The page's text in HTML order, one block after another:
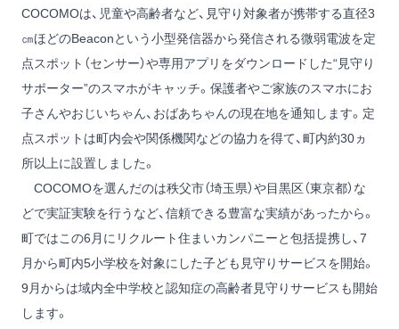
COCOMOは、児童や高齢者など、見守り対象者が携帯する直径3
㎝ほどのBeaconという小型発信器から発信される微弱電波を定
点スポット（センサー）や専用アプリをダウンロードした“見守り
サポーター”のスマホがキャッチ。保護者やご家族のスマホにお
子さんやおじいちゃん、おばあちゃんの現在地を通知します。定
点スポットは町内会や関係機関などの協力を得て、町内約30ヵ
所以上に設置しました。
COCOMOを選んだのは秩父市（埼玉県）や目黒区（東京都）な
どで実証実験を行うなど、信頼できる豊富な実績があったから。
町ではこの6月にリクルート住まいカンパニーと包括提携し、7
月から町内5小学校を対象にした子ども見守りサービスを開始。
9月からは域内全中学校と認知症の高齢者見守りサービスも開始
します。